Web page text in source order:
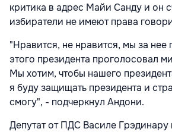
критика в адрес Майи Санду и он
избиратели не имеют права
"Нравится, не нравится, мы за нее
этого президента проголосовал
Мы хотим, чтобы нашего
я буду защищать президента и
смогу", - подчеркнул Андони.
Депутат от ПДС Василе Грэдинару